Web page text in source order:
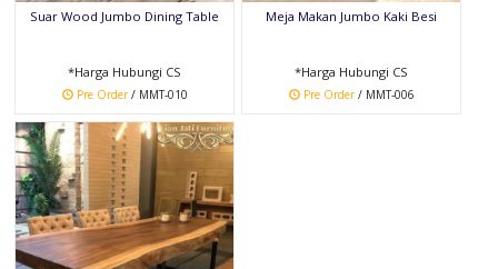
Suar Wood Jumbo Dining Table
*Harga Hubungi CS
Pre Order/ MMT-010
Meja Makan Jumbo Kaki Besi
*Harga Hubungi CS
Pre Order/ MMT-006